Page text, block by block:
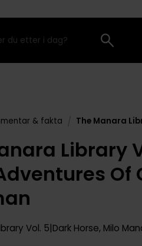
& fakta
Library
Of
Vol. 5 Dark Horse, Milo